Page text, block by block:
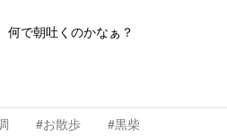
何で朝吐くのかなぁ？
#お散歩 #黒柴